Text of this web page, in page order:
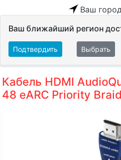
Ваш
Ваш ближайший регион
Подтвердить Выбрать
Кабель HDMI
48 eARC Priority